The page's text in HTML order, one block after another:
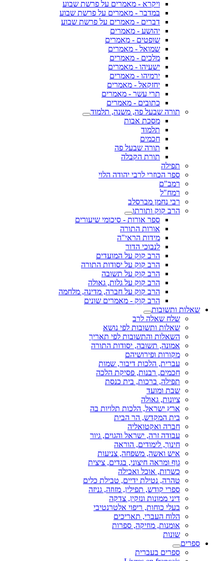
ויקרא - מאמרים על פרשת שבוע
במדבר - מאמרים על פרשת שבוע
דברים - מאמרים על פרשת שבוע
יהושע - מאמרים
שופטים - מאמרים
שמואל - מאמרים
מלכים - מאמרים
ישעיהו - מאמרים
ירמיהו - מאמרים
יחזקאל - מאמרים
תרי עשר - מאמרים
כתובים - מאמרים
תורה שבעל פה, משנה, תלמוד
מסכת אבות
תלמוד
חכמים
תורה שבעל פה
תורת הקבלה
תפילה
ספר הכוזרי לרבי יהודה הלוי
רמב"ם
רמח"ל
רבי נחמן מברסלב
הרב קוק ותורתו
ספר אורות - סיכומי שיעורים
אורות התורה
מידות הראי"ה
לנבוכי הדור
הרב קוק על המועדים
הרב קוק על יסודות התורה
הרב קוק על תשובה
הרב קוק על גלות, גאולה
הרב קוק על חברה, מדינה, מלחמה
הרב קוק - מאמרים שונים
שאלות ותשובות
שלח שאלה לרב
שאלות ותשובות לפי נושא
השאלות והתשובות לפי תאריך
אמונה, תשובה, יסודות התורה
מקורות ופירושיהם
עברית, הלכות דיבור, שמות
חכמים, רבנות, פסיקת הלכה
תפילה, ברכות, בית כנסת
שבת ומועד
ציונות, גאולה
ארץ ישראל, הלכות תלויות בה
בית המקדש, הר הבית
חברה ואקטואליה
עבודה זרה, ישראל והגוים, גיור
חינוך, לימודים, הוראה
איש ואשה, משפחה, צניעות
גוף ומראה חיצוני, בגדים, ציצית
כשרות, אוכל ואכילה
טהרה, נטילת ידיים, טבילת כלים
ספרי קודש, תפילין, מזוזה, גניזה
דיני ממונות ונזקין, צדקה
בעלי כוחות, ריפוי אלטרנטיבי
הלוח העברי, תאריכים
אומנות, מוזיקה, ספרות
שונות
ספרים
ספרים בעברית